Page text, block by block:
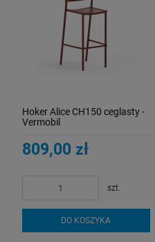
Hoker Alice CH150 ceglasty -
Vermobil
809,00 zł
szt.
DO KOSZYKA